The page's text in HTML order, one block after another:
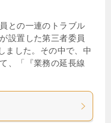
との一連のトラブル
設置した第三者委員
ました。その中で、中
、「『業務の延長線